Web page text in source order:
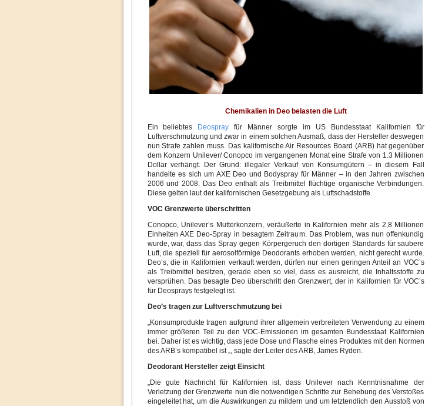
Chemikalien in Deo belasten die Luft
Ein beliebtes
Deospray für Männer sorgte im US Bundesstaat Kalifornien für
Luftverschmutzung und zwar in einem solchen Ausmaß, dass der Hersteller deswegen
nun Strafe zahlen muss. Das kalifornische Air Resources Board (ARB) hat gegenüber
dem Konzern Unilever/ Conopco im vergangenen Monat eine Strafe von 1.3 Millionen
Dollar verhängt. Der Grund: illegaler Verkauf von Konsumgütern – in diesem Fall
handelte es sich um AXE Deo und Bodyspray für Männer – in den Jahren zwischen
2006 und 2008. Das Deo enthält als Treibmittel flüchtige organische Verbindungen.
Diese gelten laut der kalifornischen Gesetzgebung als Luftschadstoffe.
VOC Grenzwerte überschritten
Conopco, Unilever’s Mutterkonzern, veräußerte in Kalifornien mehr als 2,8 Millionen
Einheiten AXE Deo-Spray in besagtem Zeitraum. Das Problem, was nun offenkundig
wurde, war, dass das Spray gegen Körpergeruch den dortigen Standards für saubere
Luft, die speziell für aerosolförmige Deodorants erhoben werden, nicht gerecht wurde.
Deo’s, die in Kalifornien verkauft werden, dürfen nur einen geringen Anteil an VOC’s
als Treibmittel besitzen, gerade eben so viel, dass es ausreicht, die Inhaltsstoffe zu
versprühen. Das besagte Deo überschritt den Grenzwert, der in Kalifornien für VOC’s
für Deosprays festgelegt ist.
Deo’s tragen zur Luftverschmutzung bei
„Konsumprodukte tragen aufgrund ihrer allgemein verbreiteten Verwendung zu einem
immer größeren Teil zu den VOC-Emissionen im gesamten Bundesstaat Kalifornien
bei. Daher ist es wichtig, dass jede Dose und Flasche eines Produktes mit den Normen
des ARB’s kompatibel ist „, sagte der Leiter des ARB, James Ryden.
Deodorant Hersteller zeigt Einsicht
„Die gute Nachricht für Kalifornien ist, dass Unilever nach Kenntnisnahme der
Verletzung der Grenzwerte nun die notwendigen Schritte zur Behebung des Verstoßes
eingeleitet hat, um die Auswirkungen zu mildern und um letztendlich den Ausstoß von